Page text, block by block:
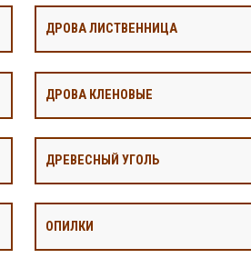
ДРОВА ЛИСТВЕННИЦА
ДРОВА КЛЕНОВЫЕ
ДРЕВЕСНЫЙ УГОЛЬ
ОПИЛКИ